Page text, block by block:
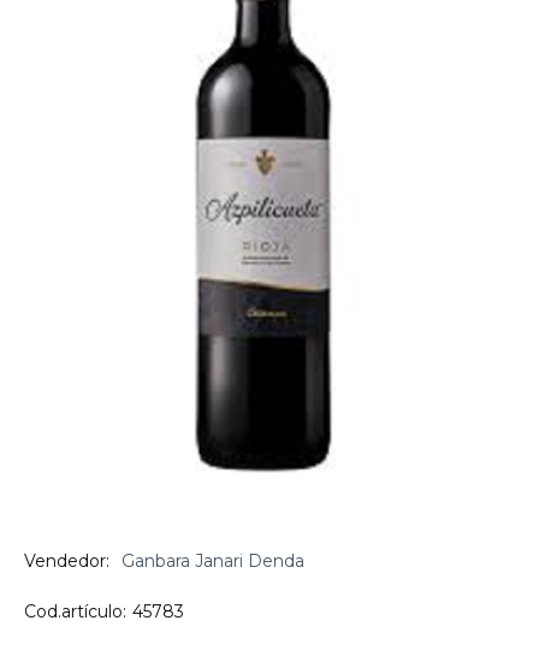
Vendedor: Ganbara Janari Denda
Cod.artículo: 45783